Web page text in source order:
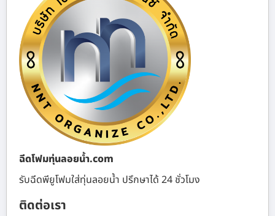
ฉีดโฟมทุ่นลอยน้ำ.com
รับฉีดพียูโฟมใส่ทุ่นลอยน้ำ ปรึกษาได้ 24 ชั่วโมง
ติดต่อเรา